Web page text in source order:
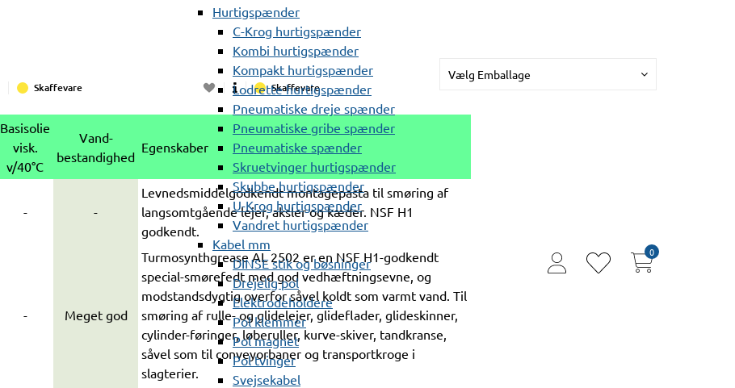
Hurtigspænder
C-Krog hurtigspænder
Kombi hurtigspænder
Kompakt hurtigspænder
Lodrette hurtigspænder
Pneumatiske dreje spænder
Pneumatiske gribe spænder
Pneumatiske spænder
Skruetvinger hurtigspænder
Skubbe hurtigspænder
U-Krog hurtigspænder
Vandret hurtigspænder
Kabel mm
DINSE stik og bøsninger
Drejelig pol
Elektrodeholdere
Pol klemmer
Pol magnet
Pol tvinger
Svejsekabel
user
heart
0
Skaffevare Skaffevare
Vælg Emballage
Basisolie
visk.
v/40°C
Vand-
bestandighed
Egenskaber
- -
Levnedsmiddelgodkendt montagepasta til smøring af
langsomtgående lejer, aksler og kæder. NSF H1
godkendt.
- Meget god
Turmosynthgrease AL 2502 er en NSF H1-godkendt
special-smørefedt med god vedhæftningsevne, og
modstandsdygtig overfor såvel koldt som varmt vand. Til
smøring af rulle- og glidelejer, glideflader, glideskinner,
cylinder-føringer, løberuller, kurve-skiver, tandkranse,
såvel som til conveyorbaner og transportkroge i
slagterier.